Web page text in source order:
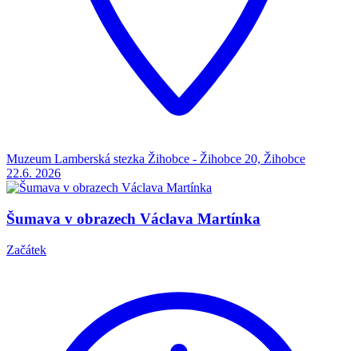
Muzeum Lamberská stezka Žihobce - Žihobce 20, Žihobce
22.6. 2026
Šumava v obrazech Václava Martínka
Začátek